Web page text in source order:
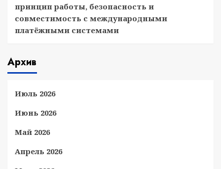
принцип работы, безопасность и
совместимость с международными
платёжными системами
Архив
Июль 2026
Июнь 2026
Май 2026
Апрель 2026